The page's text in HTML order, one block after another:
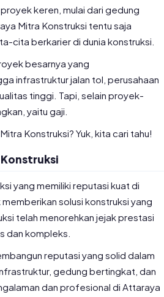
keren, mulai dari gedung
Mitra Konstruksi tentu saja
cita berkarier di dunia konstruksi.
besarnya yang
infrastruktur jalan tol, perusahaan
tinggi. Tapi, selain proyek-
yaitu gaji.
Konstruksi? Yuk, kita cari tahu!
yang memiliki reputasi kuat di
solusi konstruksi yang
telah menorehkan jejak prestasi
dan kompleks.
reputasi yang solid dalam
gedung bertingkat, dan
dan profesional di Attaraya